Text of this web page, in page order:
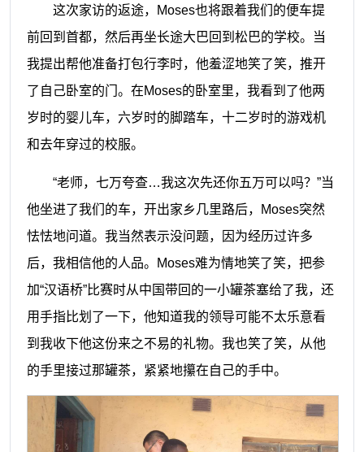
这次家访的返途，
Moses也将跟着我们的便车提
前回到首都，然后再坐长途大巴回到松巴的学校。当
我提出帮他准备打包行李时，他羞涩地笑了笑，推开
了自己卧室的门。 在Moses的卧室里， 我看到了他两
岁时的婴儿车，六岁时的脚踏车，十二岁时的游戏机
和去年穿过的校服。
“老师，七万夸查…我这次先还你五万可以吗？”当
他坐进了我们的车，开出家乡几里路后，Moses突然
怯怯地问道。我当然表示没问题，因为经历过许多
后，我相信他的人品。
Moses难为情地笑了笑，把参
加“汉语桥”比赛时从中国带回的一小罐茶塞给了我，还
用手指比划了一下，他知道我的领导可能不太乐意看
到我收下他这份来之不易的礼物。我也笑了笑，从他
的手里接过那罐茶，紧紧地攥在自己的手中。